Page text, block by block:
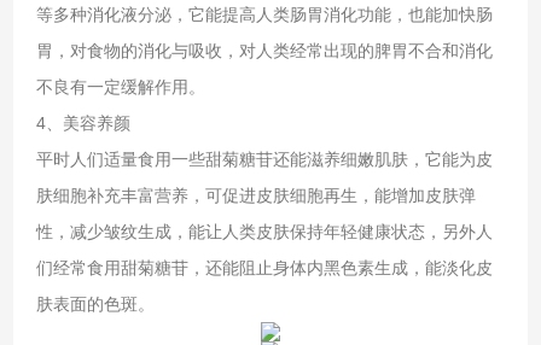
等多种消化液分泌，它能提高人类肠胃消化功能，也能加快肠
胃，对食物的消化与吸收，对人类经常出现的脾胃不合和消化
不良有一定缓解作用。
4、美容养颜
平时人们适量食用一些甜菊糖苷还能滋养细嫩肌肤，它能为皮
肤细胞补充丰富营养，可促进皮肤细胞再生，能增加皮肤弹
性，减少皱纹生成，能让人类皮肤保持年轻健康状态，另外人
们经常食用甜菊糖苷，还能阻止身体内黑色素生成，能淡化皮
肤表面的色斑。